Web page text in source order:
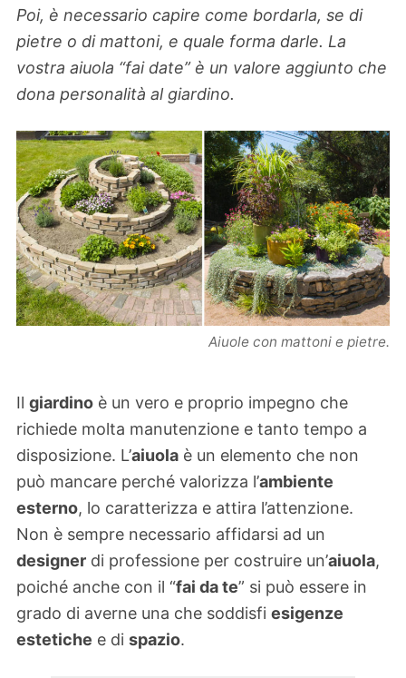
Poi, è necessario capire come bordarla, se di
pietre o di mattoni, e quale forma darle. La
vostra aiuola “fai date” è un valore aggiunto che
dona personalità al giardino.
Aiuole con mattoni e pietre.
Il giardino è un vero e proprio impegno che
richiede molta manutenzione e tanto tempo a
disposizione. L’aiuola è un elemento che non
può mancare perché valorizza l’ambiente
esterno, lo caratterizza e attira l’attenzione.
Non è sempre necessario affidarsi ad un
designer di professione per costruire un’aiuola,
poiché anche con il “fai da te” si può essere in
grado di averne una che soddisfi esigenze
estetiche e di spazio.